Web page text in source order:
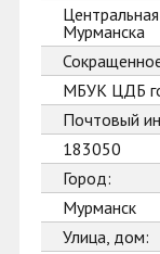
Мурманска
МБУК ЦДБ
Почтовый
183050
Город:
Мурманск
Улица, дом: